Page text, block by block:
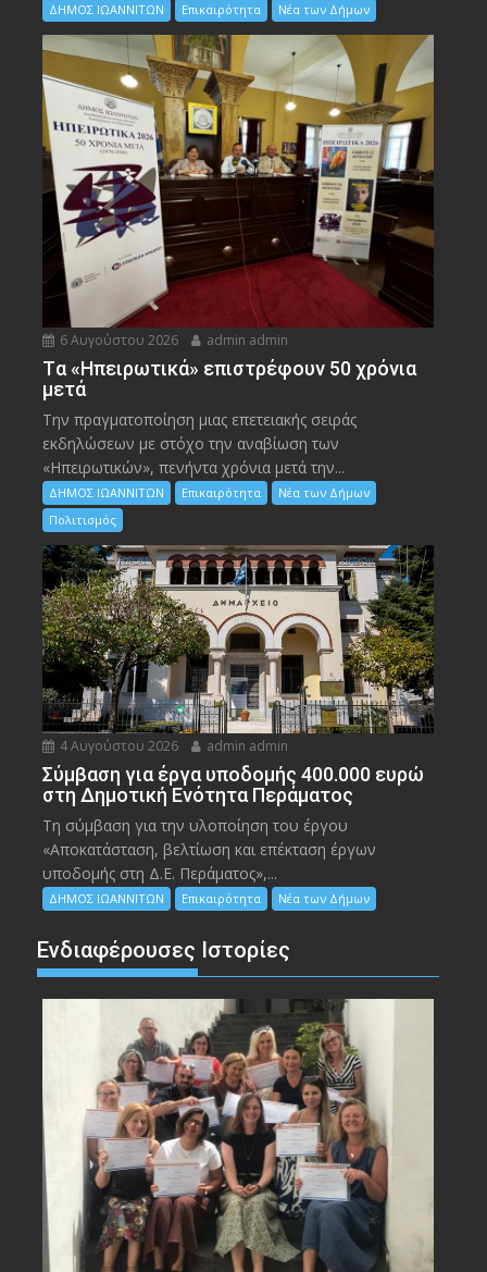
ΔΗΜΟΣ ΙΩΑΝΝΙΤΩΝ Επικαιρότητα Νέα των Δήμων
6 Αυγούστου 2026 admin admin
Tα «Ηπειρωτικά» επιστρέφουν 50 χρόνια
μετά
Την πραγματοποίηση μιας επετειακής σειράς
εκδηλώσεων με στόχο την αναβίωση των
«Ηπειρωτικών», πενήντα χρόνια μετά την...
ΔΗΜΟΣ ΙΩΑΝΝΙΤΩΝ Επικαιρότητα
Νέα των Δήμων
Πολιτισμός
4 Αυγούστου 2026 admin admin
Σύμβαση για έργα υποδομής 400.000 ευρώ
στη Δημοτική Ενότητα Περάματος
Τη σύμβαση για την υλοποίηση του έργου
«Αποκατάσταση, βελτίωση και επέκταση έργων
υποδομής στη Δ.Ε. Περάματος»,...
ΔΗΜΟΣ ΙΩΑΝΝΙΤΩΝ Επικαιρότητα Νέα των Δήμων
Ενδιαφέρουσες Ιστορίες